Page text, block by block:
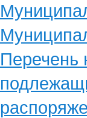
Перечень